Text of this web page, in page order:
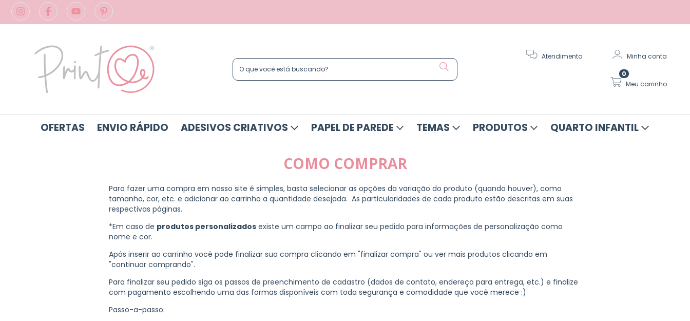
Atendimento Minha conta
Meu carrinho
0
OFERTAS ENVIO RÁPIDO ADESIVOS CRIATIVOS PAPEL DE PAREDE TEMAS PRODUTOS QUARTO INFANTIL
COMO COMPRAR
Para fazer uma compra em nosso site é simples, basta selecionar as opções da variação do produto (quando houver), como
tamanho, cor, etc. e adicionar ao carrinho a quantidade desejada. As particularidades de cada produto estão descritas em suas
respectivas páginas.
*Em caso de produtos personalizados existe um campo ao finalizar seu pedido para informações de personalização como
nome e cor.
Após inserir ao carrinho você pode finalizar sua compra clicando em "finalizar compra" ou ver mais produtos clicando em
"continuar comprando".
Para finalizar seu pedido siga os passos de preenchimento de cadastro (dados de contato, endereço para entrega, etc.) e finalize
com pagamento escolhendo uma das formas disponíveis com toda segurança e comodidade que você merece :)
Passo-a-passo: